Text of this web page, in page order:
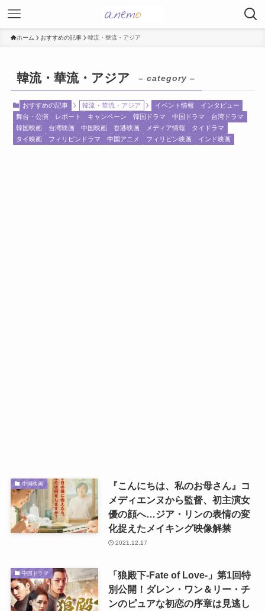
ホーム おすすめの記事 韓流・華流・アジア
韓流・華流・アジア – category –
おすすめの記事 韓流・華流・アジア イベント情報
インタビュー
舞台・公演
レポート キャンペーン 韓国ドラマ 中国ドラマ
台湾ドラマ
韓国映画
台湾映画 中国映画 香港映画 メディア情報
タイドラマ
タイ映画
フィリピンドラマ 中国アニメ フィリピン映画 インド映画
中国映画
『こんにちは、私のお母さん』コ
メディエンヌから監督、初主演女
優の顔へ…ジア・リンの表情の変
化捉えたメイキング映像解禁
2021.12.17
中国ドラマ
「狼殿下‐Fate of Love‐」第1回特
別公開！ダレン・ワン＆リー・チ
ンのピュアな初恋の序章は見逃し